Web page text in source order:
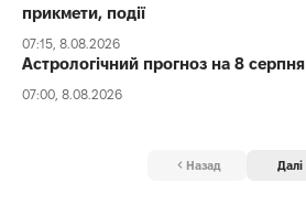
прикмети, події
07:15, 8.08.2026
Астрологічний прогноз на 8 серпня
07:00, 8.08.2026
Назад Далі